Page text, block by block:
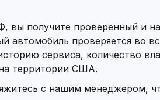
вы получите проверенный и
автомобиль проверяется во
сервиса, количество
территории США.
с нашим менеджером,